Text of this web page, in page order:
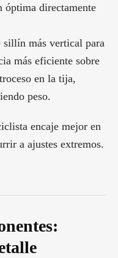
óptima directamente
sillín más vertical para
más eficiente sobre
en la tija,
peso.
encaje mejor en
a ajustes extremos.